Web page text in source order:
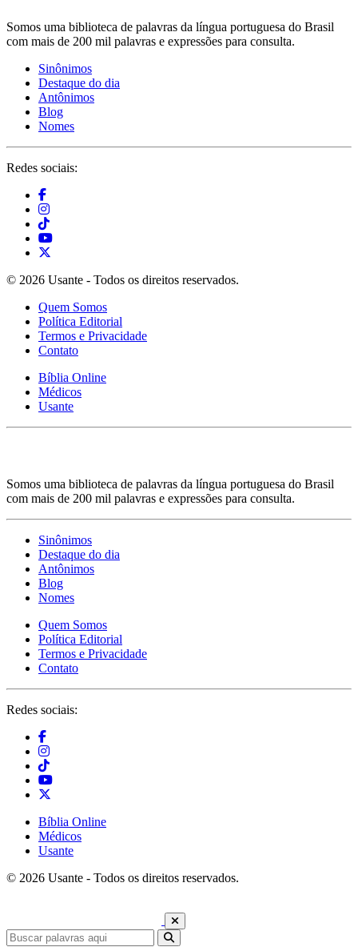
Somos uma biblioteca de palavras da língua portuguesa do Brasil
com mais de 200 mil palavras e expressões para consulta.
Sinônimos
Destaque do dia
Antônimos
Blog
Nomes
Redes sociais:
© 2026 Usante - Todos os direitos reservados.
Quem Somos
Política Editorial
Termos e Privacidade
Contato
Bíblia Online
Médicos
Usante
Somos uma biblioteca de palavras da língua portuguesa do Brasil
com mais de 200 mil palavras e expressões para consulta.
Sinônimos
Destaque do dia
Antônimos
Blog
Nomes
Quem Somos
Política Editorial
Termos e Privacidade
Contato
Redes sociais:
Bíblia Online
Médicos
Usante
© 2026 Usante - Todos os direitos reservados.